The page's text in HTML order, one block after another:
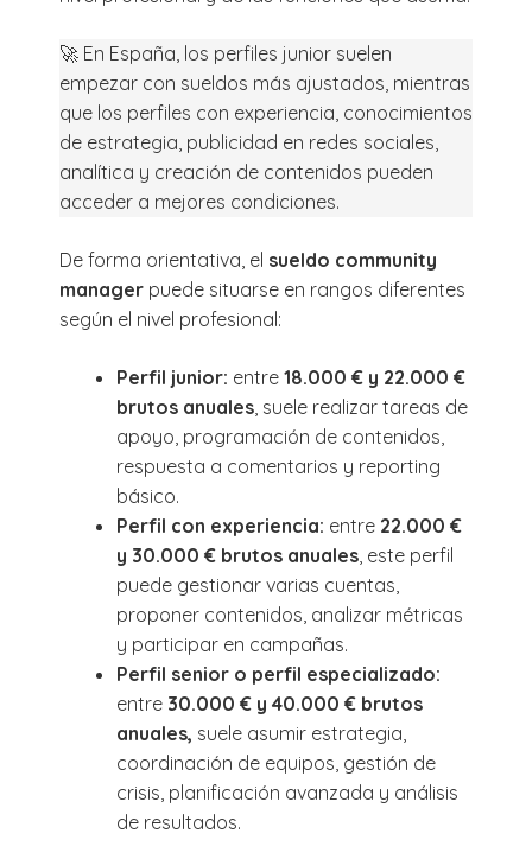
🚀 En España, los perfiles junior suelen
empezar con sueldos más ajustados, mientras
que los perfiles con experiencia, conocimientos
de estrategia, publicidad en redes sociales,
analítica y creación de contenidos pueden
acceder a mejores condiciones.
De forma orientativa, el sueldo community
manager puede situarse en rangos diferentes
según el nivel profesional:
Perfil junior: entre 18.000 € y 22.000 €
brutos anuales , suele realizar tareas de
apoyo, programación de contenidos,
respuesta a comentarios y reporting
básico.
Perfil con experiencia: entre 22.000 €
y 30.000 € brutos anuales , este perfil
puede gestionar varias cuentas,
proponer contenidos, analizar métricas
y participar en campañas.
Perfil senior o perfil especializado:
entre 30.000 € y 40.000 € brutos
anuales, suele asumir estrategia,
coordinación de equipos, gestión de
crisis, planificación avanzada y análisis
de resultados.